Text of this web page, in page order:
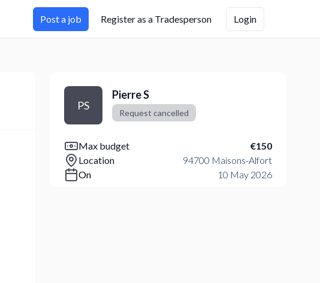
Post a job Register as a Tradesperson Login
PS
Pierre S
Request cancelled
Max budget
€150
Location
94700 Maisons-Alfort
On
10 May 2026